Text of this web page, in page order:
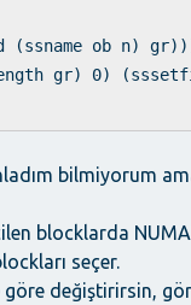
ob n)
gr) 0)
bilmiyorum
blocklarda
seçer.
değiştirirsin,